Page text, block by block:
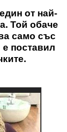
от най-
Той обаче
само със
поставил